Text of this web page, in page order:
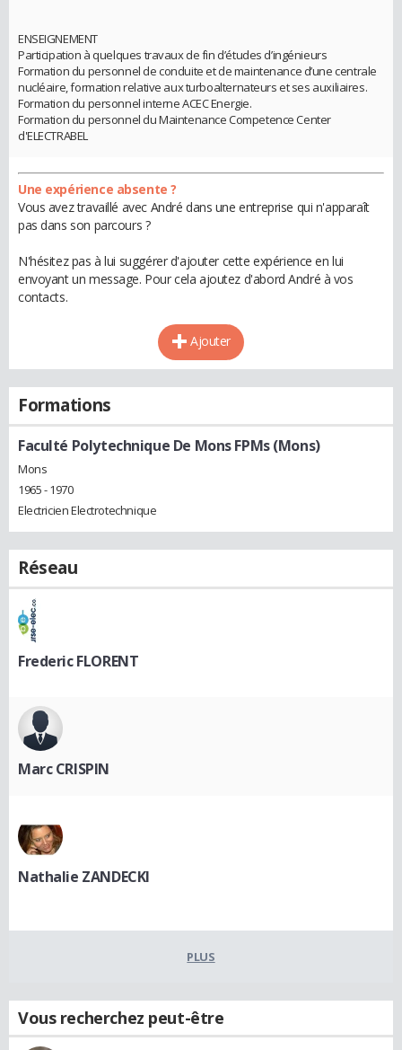
ENSEIGNEMENT
Participation à quelques travaux de fin d’études d’ingénieurs
Formation du personnel de conduite et de maintenance d’une centrale
nucléaire, formation relative aux turboalternateurs et ses auxiliaires.
Formation du personnel interne ACEC Energie.
Formation du personnel du Maintenance Competence Center
d'ELECTRABEL
Une expérience absente ?
Vous avez travaillé avec André dans une entreprise qui n'apparaît
pas dans son parcours ?
N'hésitez pas à lui suggérer d'ajouter cette expérience en lui
envoyant un message. Pour cela ajoutez d'abord André à vos
contacts.
Ajouter
Formations
Faculté Polytechnique De Mons FPMs (Mons)
Mons
1965 - 1970
Electricien Electrotechnique
Réseau
Frederic FLORENT
Marc CRISPIN
Nathalie ZANDECKI
PLUS
Vous recherchez peut-être